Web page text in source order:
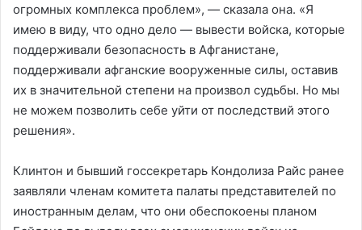
огромных комплекса проблем», — сказала она. «Я
имею в виду, что одно дело — вывести войска, которые
поддерживали безопасность в Афганистане,
поддерживали афганские вооруженные силы, оставив
их в значительной степени на произвол судьбы. Но мы
не можем позволить себе уйти от последствий этого
решения».
Клинтон и бывший госсекретарь Кондолиза Райс ранее
заявляли членам комитета палаты представителей по
иностранным делам, что они обеспокоены планом